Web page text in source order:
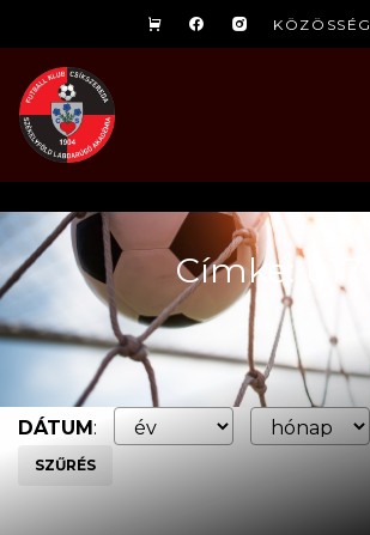
KÖZÖSSÉG
Címke: u17
DÁTUM:
SZŰRÉS